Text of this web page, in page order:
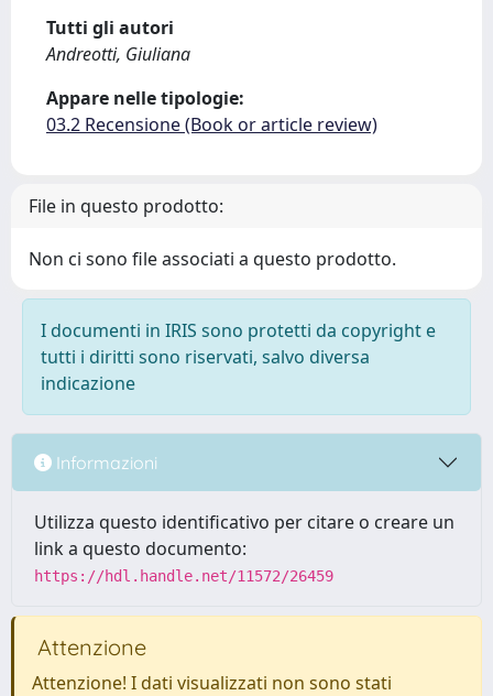
Tutti gli autori
Andreotti, Giuliana
Appare nelle tipologie:
03.2 Recensione (Book or article review)
File in questo prodotto:
Non ci sono file associati a questo prodotto.
I documenti in IRIS sono protetti da copyright e
tutti i diritti sono riservati, salvo diversa
indicazione
Informazioni
Utilizza questo identificativo per citare o creare un
link a questo documento:
https://hdl.handle.net/11572/26459
Attenzione
Attenzione! I dati visualizzati non sono stati